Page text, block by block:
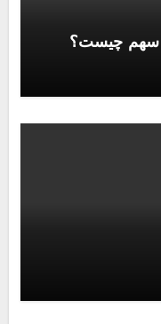
سهم چیست؟